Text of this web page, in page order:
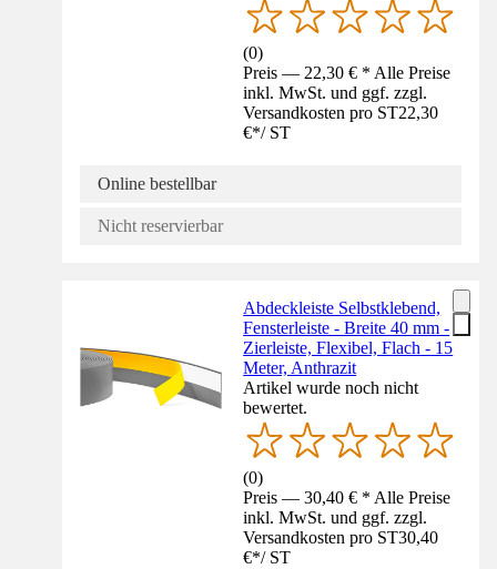
(0)
Preis — 22,30 € * Alle Preise
inkl. MwSt. und ggf. zzgl.
Versandkosten pro ST22,30
€*/ ST
Online bestellbar
Nicht reservierbar
Abdeckleiste Selbstklebend,
Fensterleiste - Breite 40 mm -
Zierleiste, Flexibel, Flach - 15
Meter, Anthrazit
Artikel wurde noch nicht
bewertet.
(0)
Preis — 30,40 € * Alle Preise
inkl. MwSt. und ggf. zzgl.
Versandkosten pro ST30,40
€*/ ST